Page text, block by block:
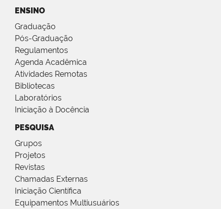
ENSINO
Graduação
Pós-Graduação
Regulamentos
Agenda Acadêmica
Atividades Remotas
Bibliotecas
Laboratórios
Iniciação à Docência
PESQUISA
Grupos
Projetos
Revistas
Chamadas Externas
Iniciação Científica
Equipamentos Multiusuários